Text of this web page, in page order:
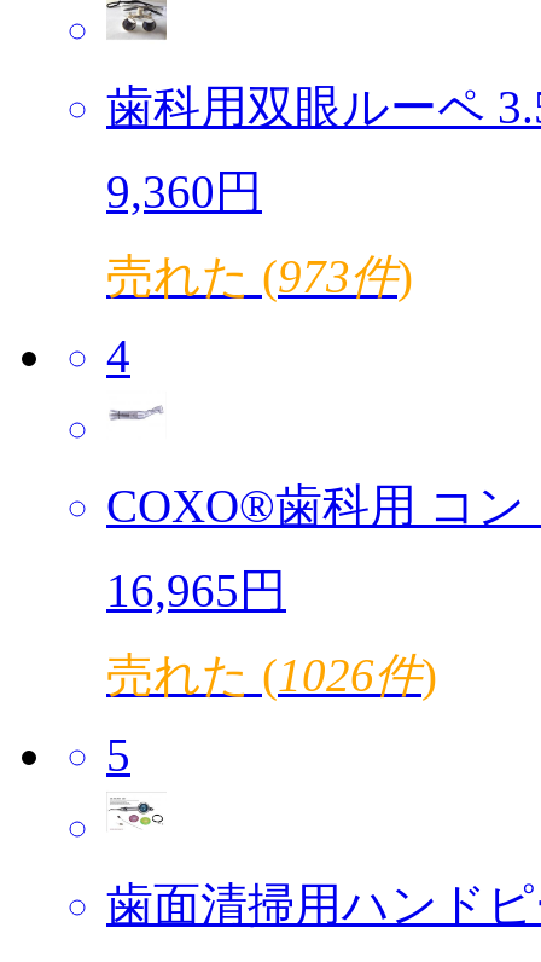
歯科用双眼ルーペ
9,360円
売れた (973件)
4
COXO®歯科用 コン
16,965円
売れた (1026件)
5
歯面清掃用ハンド